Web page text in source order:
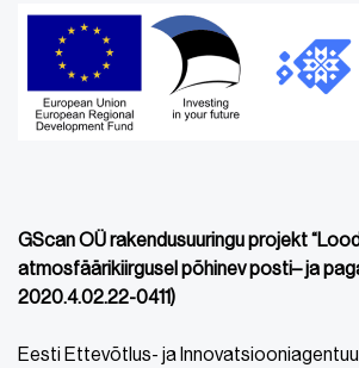
GScan OÜ rakendusuuringu projekt
atmosfäärikiirgusel põhinevposti–ja
2020.4.02.22-0411)
Eesti Ettevõtlus- ja